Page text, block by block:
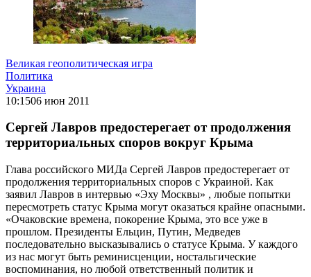
Великая геополитическая игра
Политика
Украина
10:1506 июн 2011
Сергей Лавров предостерегает от продолжения
территориальных споров вокруг Крыма
Глава российского МИДа Сергей Лавров предостерегает от
продолжения территориальных споров с Украиной. Как
заявил Лавров в интервью «Эху Москвы» , любые попытки
пересмотреть статус Крыма могут оказаться крайне опасными.
«Очаковские времена, покорение Крыма, это все уже в
прошлом. Президенты Ельцин, Путин, Медведев
последовательно высказывались о статусе Крыма. У каждого
из нас могут быть реминисценции, ностальгические
воспоминания, но любой ответственный политик и